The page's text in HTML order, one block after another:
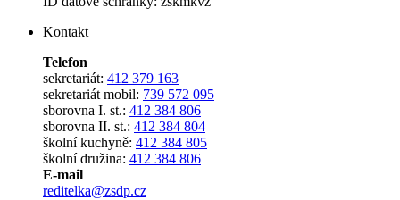
Kontakt
Telefon
sekretariát: 412 379 163
sekretariát mobil: 739 572 095
sborovna I. st.: 412 384 806
sborovna II. st.: 412 384 804
školní kuchyně: 412 384 805
školní družina: 412 384 806
E-mail
reditelka@zsdp.cz